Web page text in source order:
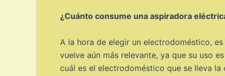
¿Cuánto consume una aspiradora
A la hora de elegir un electrodoméstico,
vuelve aún más relevante, ya que su uso
cuál es el electrodoméstico que se lleva